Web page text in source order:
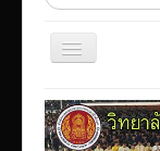
สลับ
เก
ชั่น
Home
โปรแกรม ศธ